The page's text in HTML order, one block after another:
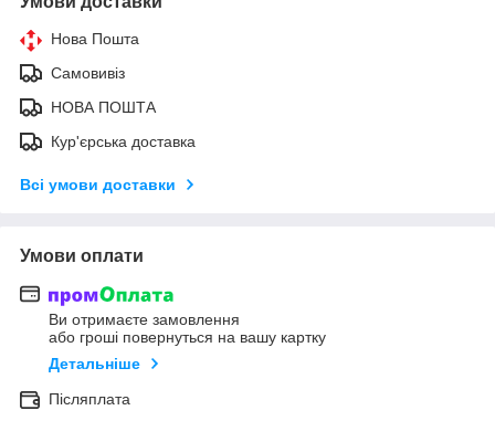
Нова Пошта
Самовивіз
НОВА ПОШТА
Кур'єрська доставка
Всі умови доставки
Умови оплати
Ви отримаєте замовлення
або гроші повернуться на вашу картку
Детальніше
Післяплата